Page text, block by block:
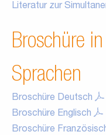
Literatur zur
Broschüre
Sprachen
Broschüre Deutsch
Broschüre Englisch
Broschüre